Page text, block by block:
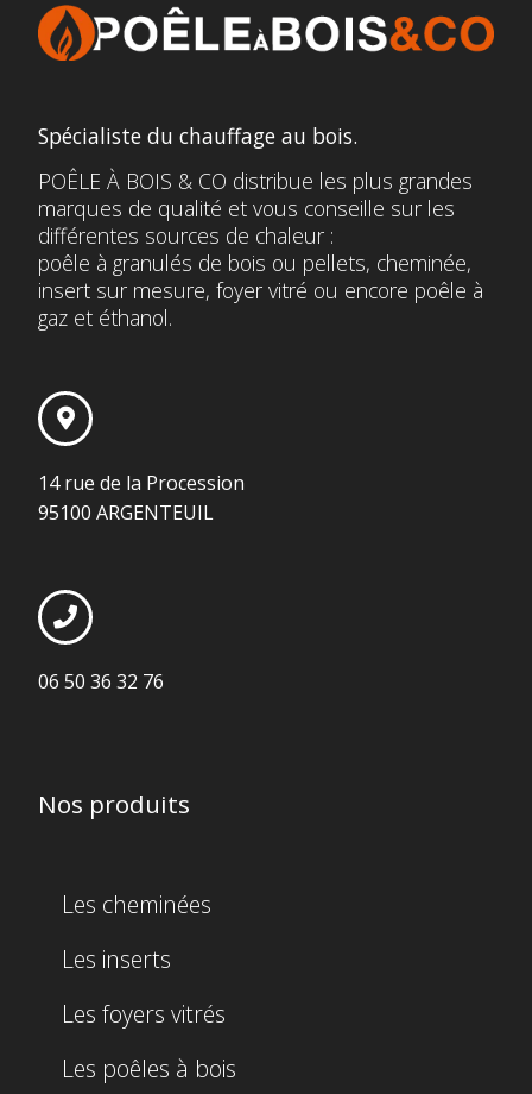
Spécialiste du chauffage au bois.
POÊLE À BOIS & CO distribue les plus grandes
marques de qualité et vous conseille sur les
différentes sources de chaleur :
poêle à granulés de bois ou pellets, cheminée,
insert sur mesure, foyer vitré ou encore poêle à
gaz et éthanol.
14 rue de la Procession
95100 ARGENTEUIL
06 50 36 32 76
Nos produits
Les cheminées
Les inserts
Les foyers vitrés
Les poêles à bois